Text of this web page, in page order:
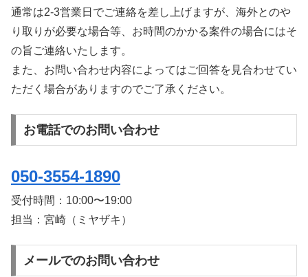
通常は2-3営業日でご連絡を差し上げますが、海外とのや
り取りが必要な場合等、お時間のかかる案件の場合にはそ
の旨ご連絡いたします。
また、お問い合わせ内容によってはご回答を見合わせてい
ただく場合がありますのでご了承ください。
お電話でのお問い合わせ
050-3554-1890
受付時間： 10:00〜19:00
担当：宮崎（ミヤザキ）
メールでのお問い合わせ